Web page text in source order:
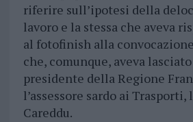
riferire sull’ipotesi della
lavoro e la stessa che aveva
al fotofinish alla
che, comunque, aveva
presidente della Regione
l’assessore sardo ai Trasporti,
Careddu.